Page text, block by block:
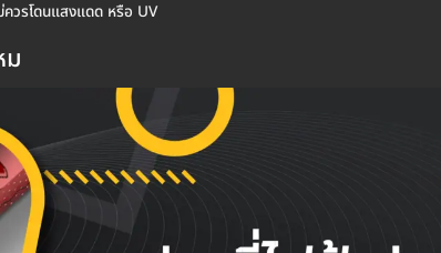
วรโดนแสงแดด หรือ UV
ม